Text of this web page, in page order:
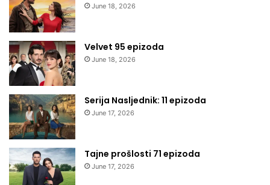
June 18, 2026
Velvet 95 epizoda
June 18, 2026
Serija Nasljednik: 11 epizoda
June 17, 2026
Tajne prošlosti 71 epizoda
June 17, 2026